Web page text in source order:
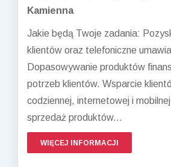
Kamienna
Jakie będą Twoje zadania:
klientów oraz telefoniczne
Dopasowywanie produktów
potrzeb klientów. Wsparcie
codziennej, internetowej i
sprzedaż produktów...
WIĘCEJ INFORMACJI